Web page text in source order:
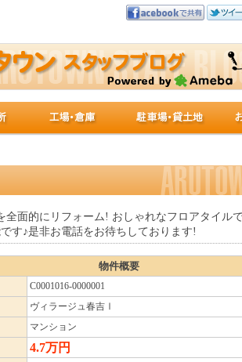
面的にリフォーム! おしゃれなフロアタイル
す♪是非お電話をお待ちしております!
物件概要
C0001016-0000001
ヴィラージュ春吉Ⅰ
マンション
4.7万円